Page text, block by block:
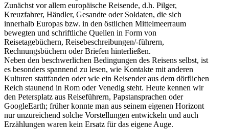
Zunächst vor allem europäische Reisende, d.h. Pilger,
Kreuzfahrer, Händler, Gesandte oder Soldaten, die sich
innerhalb Europas bzw. in den östlichen Mittelmeerraum
bewegten und schriftliche Quellen in Form von
Reisetagebüchern, Reisebeschreibungen/-führern,
Rechnungsbüchern oder Briefen hinterließen.
Neben den beschwerlichen Bedingungen des Reisens selbst, ist
es besonders spannend zu lesen, wie Kontakte mit anderen
Kulturen stattfanden oder wie ein Reisender aus dem dörflichen
Reich staunend in Rom oder Venedig steht. Heute kennen wir
den Petersplatz aus Reiseführern, Papstansprachen oder
GoogleEarth; früher konnte man aus seinem eigenen Horizont
nur unzureichend solche Vorstellungen entwickeln und auch
Erzählungen waren kein Ersatz für das eigene Auge.